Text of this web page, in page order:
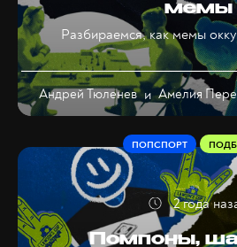
мемы
Разбираемся, как мемы
Андрей ТюленевиАмелия
Помпоны,
ПОПСПОРТ
2 года